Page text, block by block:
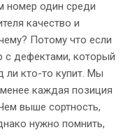
номер один среди
качество и
Потому что если
с дефектами, который
ли кто-то купит. Мы
каждая позиция
выше сортность,
нужно помнить,